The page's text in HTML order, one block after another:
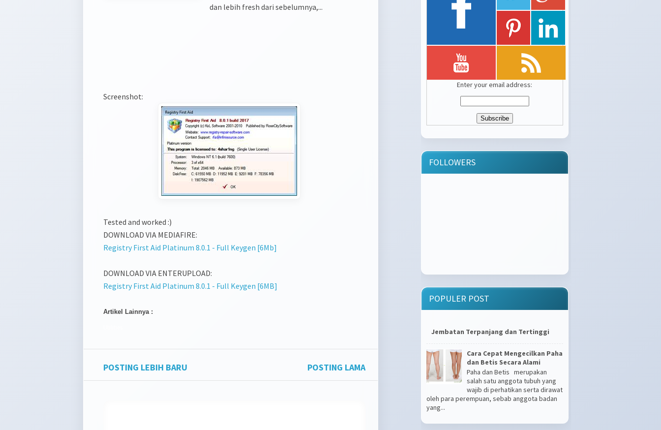
dan lebih fresh dari sebelumnya,...
Screenshot:
Tested and worked :)
DOWNLOAD VIA MEDIAFIRE:
Registry First Aid Platinum 8.0.1 - Full Keygen [6Mb]
DOWNLOAD VIA ENTERUPLOAD:
Registry First Aid Platinum 8.0.1 - Full Keygen [6MB]
Artikel Lainnya :
POSTING LEBIH BARU POSTING LAMA
Enter your email address:
FOLLOWERS
POPULER POST
Jembatan Terpanjang dan Tertinggi
Cara Cepat Mengecilkan Paha
dan Betis Secara Alami
Paha dan Betis merupakan
salah satu anggota tubuh yang
wajib di perhatikan serta dirawat
oleh para perempuan, sebab anggota badan
yang...
Apakah Kamu Tipe Gampang